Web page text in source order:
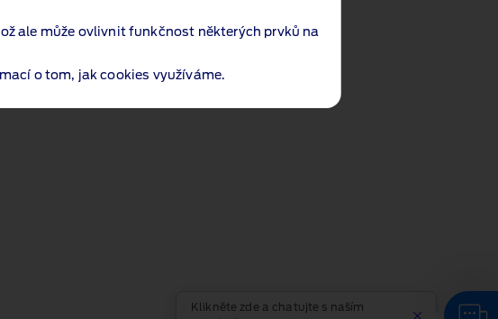
ale může ovlivnit funkčnost některých prvků na
o tom, jak cookies využíváme.
Klikněte zde a chatujte s naším